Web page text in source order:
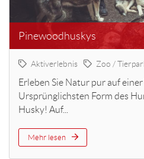
Pinewoodhuskys
Aktiverlebnis Zoo /
Erleben Sie Natur pur auf
Ursprünglichsten Form des
Husky! Auf...
Mehr lesen